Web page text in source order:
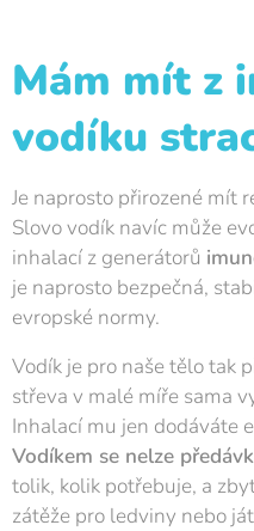
Mám mít z
vodíku
Je naprosto přirozené mít
Slovo vodík navíc může
inhalací z generátorů
je naprosto bezpečná,
evropské normy.
Vodík je pro naše tělo tak
střeva v malé míře sama
Inhalací mu jen dodáváte
Vodíkem se nelze
tolik, kolik potřebuje, a
zátěže pro ledviny nebo